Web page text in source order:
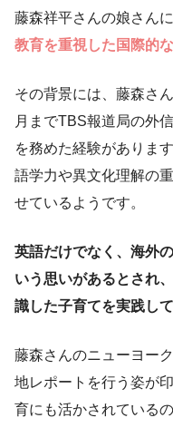
藤森祥平さんの娘さん
教育を重視した国際的
その背景には、藤森さ
月までTBS報道局の外
を務めた経験がありま
語学力や異文化理解の
せているようです。
英語だけでなく、海外
いう思いがあるとされ
識した子育てを実践し
藤森さんのニューヨー
地レポートを行う姿が
育にも活かされている